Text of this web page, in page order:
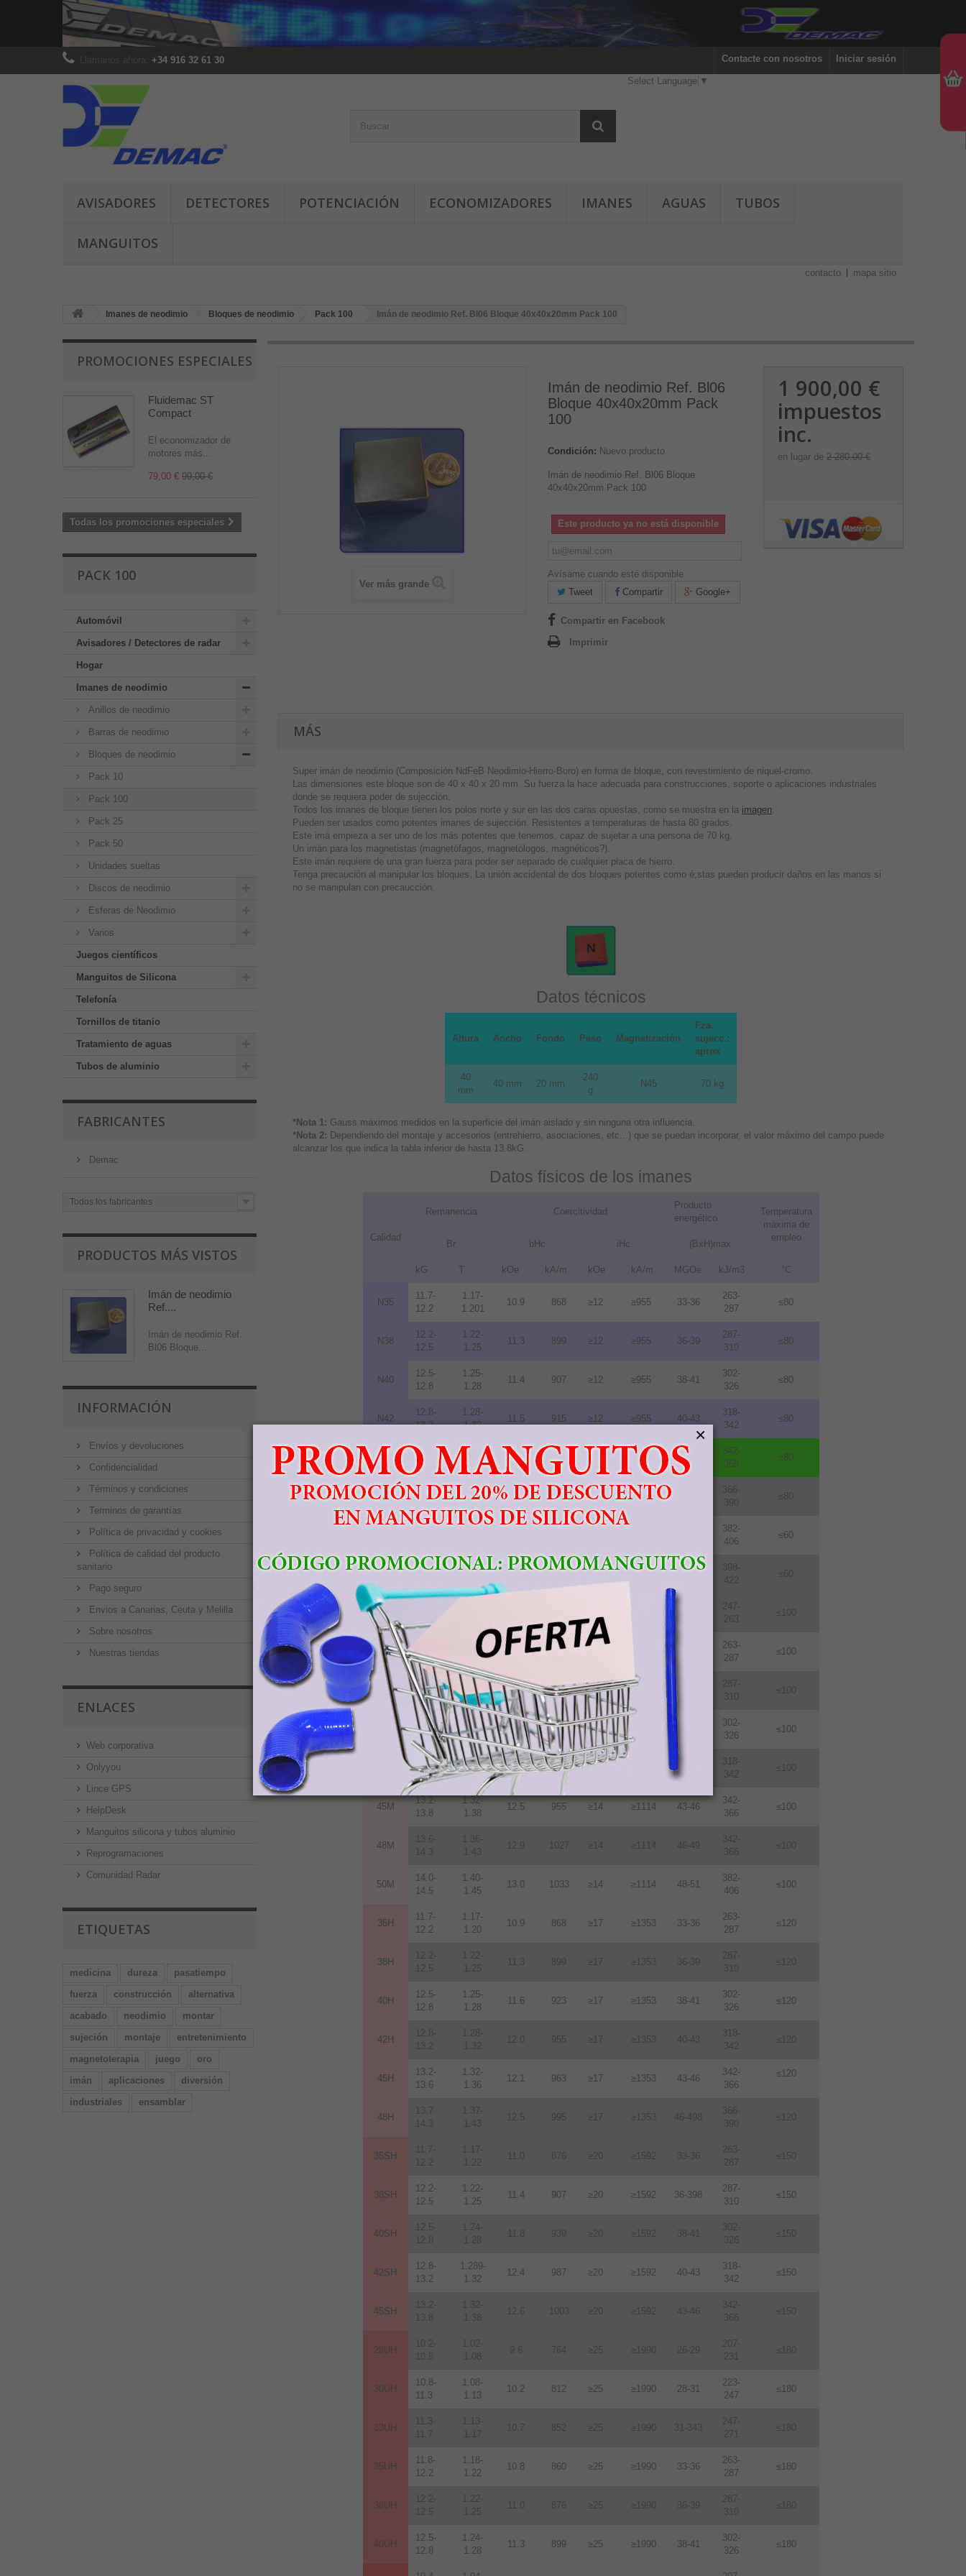
Iniciar sesión
Contacte con nosotros
+34 916 32 61 30
AVISADORES DETECTORES POTENCIACIÓN ECONOMIZADORES IMANES AGUAS TUBOS
MANGUITOS
contacto mapa sitio
Select Language ▼
Imanes de neodimio Bloques de neodimio Pack 100 Imán de neodimio Ref. Bl06 Bloque 40x40x20mm Pack 100
PROMOCIONES ESPECIALES
Fluidemac ST
Compact
El economizador de
motores más...
79,00 € 99,00 €
Todas los promociones especiales
PACK 100
Automóvil
Avisadores / Detectores de radar
Hogar
Imanes de neodimio
Anillos de neodimio
Barras de neodimio
Bloques de neodimio
Pack 10
Pack 100
Pack 25
Pack 50
Unidades sueltas
Discos de neodimio
Esferas de Neodimio
Varios
Juegos científicos
Manguitos de Silicona
Telefonía
Tornillos de titanio
Tratamiento de aguas
Tubos de aluminio
FABRICANTES
Demac
Todos los fabricantes
PRODUCTOS MÁS VISTOS
Imán de neodimio
Ref....
Imán de neodimio Ref.
Bl06 Bloque...
INFORMACIÓN
Envíos y devoluciones
Confidencialidad
Términos y condiciones
Terminos de garantías
Política de privacidad y cookies
Política de calidad del producto
sanitario
Pago seguro
Envios a Canarias, Ceuta y Melilla
Sobre nosotros
Nuestras tiendas
ENLACES
Web corporativa
Onlyyou
Lince GPS
HelpDesk
Manguitos silicona y tubos aluminio
Reprogramaciones
Comunidad Radar
ETIQUETAS
medicina dureza
pasatiempo
fuerza
construcción
alternativa
acabado
neodimio
montar
sujeción
montaje
entretenimiento
magnetoterapia
juego
oro
imán
aplicaciones
diversión
industriales
ensamblar
Ver más grande
Imán de neodimio Ref. Bl06
Bloque 40x40x20mm Pack
100
Condición: Nuevo producto
Imán de neodimio Ref. Bl06 Bloque
40x40x20mm Pack 100
Este producto ya no está disponible
Avísame cuando esté disponible
Tweet
Compartir Google+
Compartir en Facebook
Imprimir
1 900,00 €
impuestos
inc.
en lugar de 2 280,00 €
MÁS
Super imán de neodimio (Composición NdFeB Neodimio-Hierro-Boro) en forma de bloque, con revestimiento de niquel-cromo.
Las dimensiones este bloque son de 40 x 40 x 20 mm. Su fuerza la hace adecuada para construcciones, soporte o aplicaciones industriales
donde se requiera poder de sujección.
Todos los imanes de bloque tienen los polos norte y sur en las dos caras opuestas, como se muestra en la imagen.
Pueden ser usados como potentes imanes de sujección. Resistentes a temperaturas de hasta 80 grados.
Este imá empieza a ser uno de los más potentes que tenemos, capaz de sujetar a una persona de 70 kg.
Un imán para los magnetistas (magnetófagos, magnetólogos, magnéticos?).
Este imán requiere de una gran fuerza para poder ser separado de cualquier placa de hierro.
Tenga precaución al manipular los bloques. La unión accidental de dos bloques potentes como é;stas pueden producir daños en las manos si
no se manipulan con precaucción.
Datos técnicos
Altura Ancho Fondo Peso Magnetización
Fza.
sujecc.:
aprox
40
mm
40 mm 20 mm
240
g
N45 70 kg
*Nota 1: Gauss máximos medidos en la superficie del imán aislado y sin ninguna otra influencia.
*Nota 2: Dependiendo del montaje y accesorios (entrehierro, asociaciones, etc...) que se puedan incorporar, el valor máximo del campo puede
alcanzar los que indica la tabla inferior de hasta 13.8kG.
Datos físicos de los imanes
Calidad
Remanencia Coercitividad
Producto
energético
Temperatura
máxima de
empleo
Br bHc iHc (BxH)max
kG T kOe kA/m kOe kA/m MGOe kJ/m3 °C
N35
11.7-
12.2
1.17-
1.201
10.9 868 ≥12 ≥955 33-36
263-
287
≤80
N38
12.2-
12.5
1.22-
1.25
11.3 899 ≥12 ≥955 36-39
287-
310
≤80
N40
12.5-
12.8
1.25-
1.28
11.4 907 ≥12 ≥955 38-41
302-
326
≤80
N42
12.8-
13.2
1.28-
1.32
11.5 915 ≥12 ≥955 40-43
318-
342
≤80
N45
13.2-
13.8
1.32-
1.38
11.6 923 ≥955 43-46
342-
366
≤80
N48
13.8-
14.2
1.38-
1.42
10.5 836 ≥12 ≥955
366-
390
≤80
14.0-
1.40-
382-
406
≤60
N52
14.3-
1.43-
10.0 796 ≥11 ≥876 50-53
398-
422
≤60
33M
247-
263
≤100
35M
12.2
1.17-
1.22
10.9 868
263-
287
≤100
38M
12.2-
12.5
1.22-
1.25
11.3 899 ≥14 ≥1114
287-
310
≤100
12.5-
12.8
1.25-
1.28
11.6 923 ≥14
302-
326
≤100
12.8-
13.2
1.28-
1.32
12.0 955 ≥14 40-43
318-
342
≤100
45M
13.2-
13.8
1.32-
1.38
12.5 955 ≥14 ≥1114 43-46
342-
366
≤100
48M
13.6-
14.3
1.36-
1.43
12.9 1027 ≥14 ≥1114 46-49
342-
366
≤100
50M
14.0-
14.5
1.40-
1.45
13.0 1033 ≥14 ≥1114 48-51
382-
406
≤100
35H
11.7-
12.2
1.17-
1.20
10.9 868 ≥17 ≥1353 33-36
263-
287
≤120
38H
12.2-
12.5
1.22-
1.25
11.3 899 ≥17 ≥1353 36-39
287-
310
≤120
40H
12.5-
12.8
1.25-
1.28
11.6 923 ≥17 ≥1353 38-41
302-
326
≤120
42H
12.8-
13.2
1.28-
1.32
12 0 955 ≥17 ≥1353 40-43
318-
342
≤120
45H
13.2-
13.6
1.32-
1.36
12.1 963 ≥17 ≥1353 43-46
342-
366
≤120
48H
13.7-
14.3
1.37-
1.43
12.5 995 ≥17 ≥1353 46-498
366-
390
≤120
35SH
11.7-
12.2
1.17-
1.22
11.0 876 ≥20 ≥1592 33-36
263-
287
≤150
38SH
12.2-
12.5
1.22-
1.25
11.4 907 ≥20 ≥1592 36-398
287-
310
≤150
40SH
12.5-
12.8
1.24-
1.28
11.8 939 ≥20 ≥1592 38-41
302-
326
≤150
42SH
12.8-
13.2
1.289-
1.32
12.4 987 ≥20 ≥1592 40-43
318-
342
≤150
45SH
13.2-
13.8
1.32-
1.38
12.6 1003 ≥20 ≥1592 43-46
342-
366
≤150
28UH
10.2-
10.8
1.02-
1.08
9.6 764 ≥25 ≥1990 26-29
207-
231
≤180
30UH
10.8-
11.3
1.08-
1.13
10.2 812 ≥25 ≥1990 28-31
223-
247
≤180
33UH
11.3-
11.7
1.13-
1.17
10.7 852 ≥25 ≥1990 31-343
247-
271
≤180
35UH
11.8-
12.2
1.18-
1.22
10.8 860 ≥25 ≥1990 33-36
263-
287
≤180
38UH
12.2-
12.5
1.22-
1.25
11.0 876 ≥25 ≥1990 36-39
287-
310
≤180
40UH
12.5-
12.8
1.24-
1.28
11.3 899 ≥25 ≥1990 38-41
302-
326
≤180
×